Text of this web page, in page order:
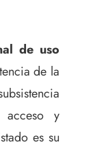
de uso
de la
y
es su